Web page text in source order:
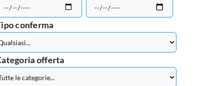
conferma
offerta